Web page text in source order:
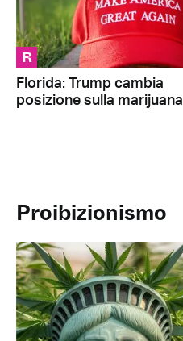
R
Florida: Trump cambia
posizione sulla marijuana
Proibizionismo